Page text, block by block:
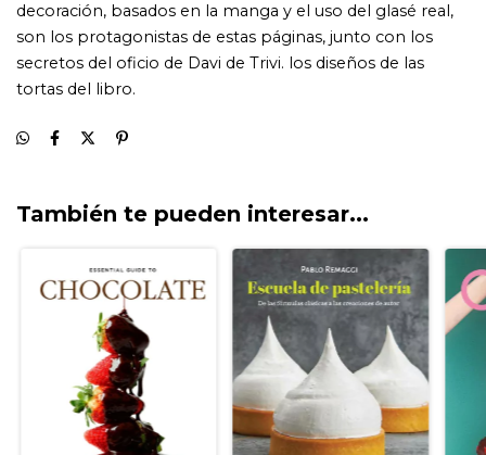
También te pueden interesar...